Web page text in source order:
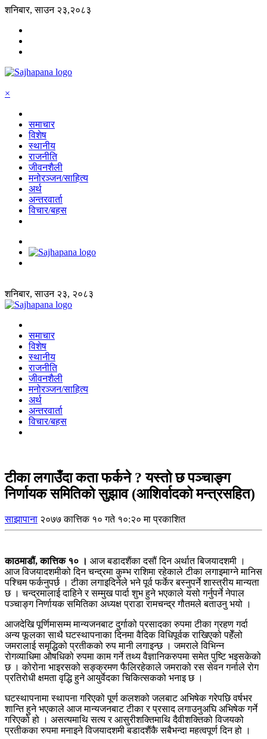
शनिबार, साउन २३,२०८३
×
समाचार
विशेष
स्थानीय
राजनीति
जीवनशैली
मनोरञ्जन/साहित्य
अर्थ
अन्तरवार्ता
विचार/बहस
शनिबार, साउन २३, २०८३
समाचार
विशेष
स्थानीय
राजनीति
जीवनशैली
मनोरञ्जन/साहित्य
अर्थ
अन्तरवार्ता
विचार/बहस
टीका लगाउँदा कता फर्कने ? यस्तो छ पञ्चाङ्ग
निर्णायक समितिको सुझाव (आशिर्वादको मन्त्रसहित)
साझापाना २०७७ कात्तिक १० गते १०:२० मा प्रकाशित
काठमाडौं, कात्तिक १० । आज बडादशैंका दसौं दिन अर्थात बिजयादशमी ।
आज विजयादशमीको दिन चन्द्रमा कुम्भ राशिमा रहेकाले टीका लगाइमाग्ने मानिस
पश्चिम फर्कनुपर्छ । टीका लगाइदिनेले भने पूर्व फर्केर बस्नुपर्ने शास्त्रीय मान्यता
छ । चन्द्रमालाई दाहिने र सम्मुख पार्दा शुभ हुने भएकाले यसो गर्नुपर्ने नेपाल
पञ्चाङ्ग निर्णायक समितिका अध्यक्ष प्राडा रामचन्द्र गौतमले बताउनु भयो ।
आजदेखि पूर्णिमासम्म मान्यजनबाट दुर्गाको प्रसादका रुपमा टीका ग्रहण गर्दा
अन्य फूलका साथै घटस्थापनाका दिनमा वैदिक विधिपूर्वक राखिएको पहेँलो
जमरालाई समृद्धिको प्रतीकको रुप मानी लगाइन्छ । जमराले विभिन्न
रोगव्याधिमा औषधिको रुपमा काम गर्ने तथ्य वैज्ञानिकरुपमा समेत पुष्टि भइसकेको
छ । कोरोना भाइरसको सङ्क्रमण फैलिरहेकाले जमराको रस सेवन गर्नाले रोग
प्रतिरोधी क्षमता वृद्धि हुने आयुर्वेदका चिकित्सकको भनाइ छ ।
घटस्थापनामा स्थापना गरिएको पूर्ण कलशको जलबाट अभिषेक गरेपछि वर्षभर
शान्ति हुने भएकाले आज मान्यजनबाट टीका र प्रसाद लगाउनुअघि अभिषेक गर्ने
गरिएको हो । असत्यमाथि सत्य र आसुरीशक्तिमाथि दैवीशक्तिको विजयको
प्रतीकका रुपमा मनाइने विजयादशमी बडादशैंकै सबैभन्दा महत्वपूर्ण दिन हो ।